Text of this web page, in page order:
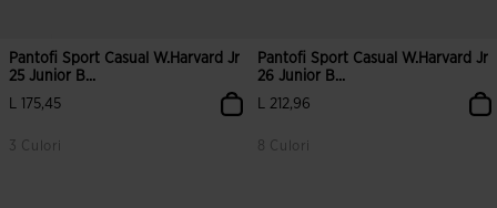
Pantofi Sport Casual W.Harvard Jr
25 Junior B...
L 175,45
3 Culori
Pantofi Sport Casual W.Harvard Jr
26 Junior B...
L 212,96
8 Culori